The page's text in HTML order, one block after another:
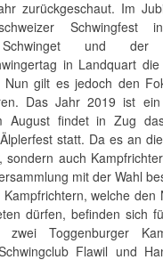
zurückgeschaut. Im
Schwingfest
und der
in Landquart
gilt es jedoch den
Das Jahr 2019 ist ein
August findet in Zug
statt. Da es an
sondern auch
mit der Wahl
welche den
dürfen, befinden sich
zwei Toggenburger
Flawil und